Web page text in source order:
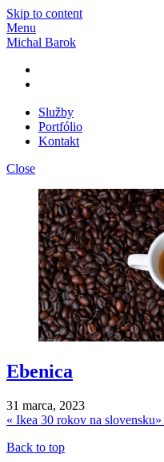
Skip to content
Menu
Michal Barok
Služby
Portfólio
Kontakt
Close
Ebenica
31 marca, 2023
« Ikea 30 rokov na slovensku»
Back to top